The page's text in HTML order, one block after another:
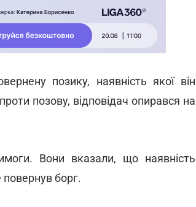
позику, наявність якої він
позову, відповідач опирався на
Вони вказали, що наявність
борг.